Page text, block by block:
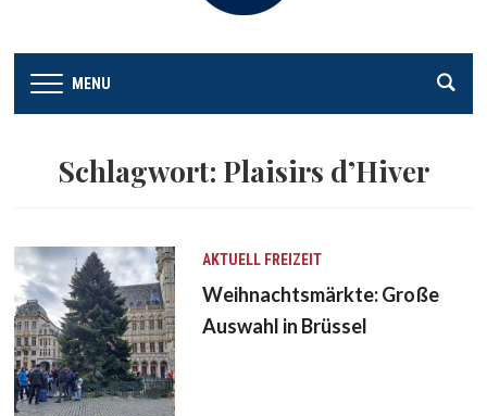
MENU
Schlagwort: Plaisirs d’Hiver
AKTUELL FREIZEIT
Weihnachtsmärkte: Große
Auswahl in Brüssel